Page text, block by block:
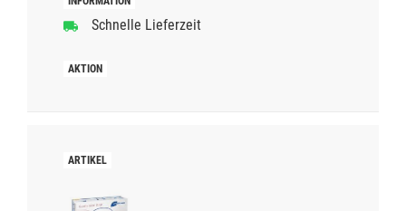
Schnelle Lieferzeit